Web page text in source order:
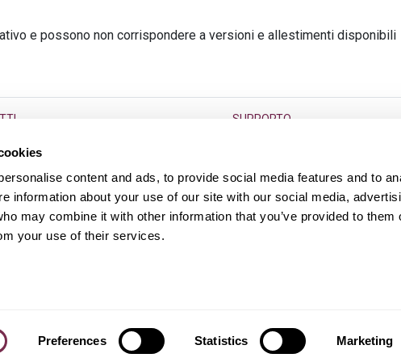
content and ads, to provide social media features and to
information about your use of our site with our social media,
may combine it with other information that you’ve provided to them
your use of their services.
Preferences Statistics Marketing
e possono non corrispondere a versioni e allestimenti disponibili
a lungo termine
usato
Dealers
SUPPORTO
Condizioni di vendita
Diritto di reso dell’usato
Contatti
IVA 12552361003, iscritta al REA di Roma n.1382839 © Hurry! 2026